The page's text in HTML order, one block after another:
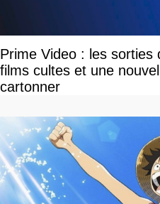
Prime Video : les sorties
films cultes et une
cartonner